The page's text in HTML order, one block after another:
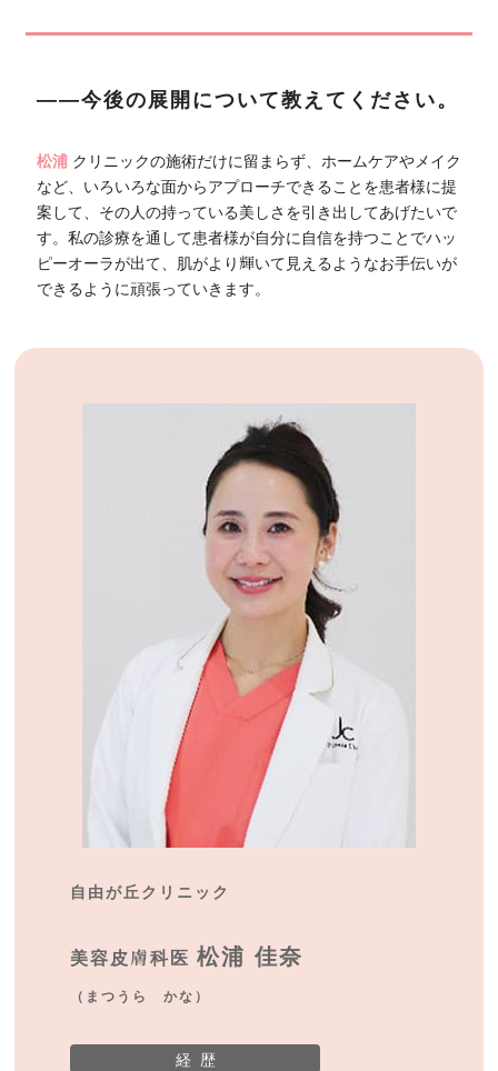
――今後の展開について教えてください。
松浦 クリニックの施術だけに留まらず、ホームケアやメイク
など、いろいろな面からアプローチできることを患者様に提
案して、その人の持っている美しさを引き出してあげたいで
す。私の診療を通して患者様が自分に自信を持つことでハッ
ピーオーラが出て、肌がより輝いて見えるようなお手伝いが
できるように頑張っていきます。
自由が丘クリニック
美容皮膚科医松浦 佳奈
（まつうら かな）
経 歴